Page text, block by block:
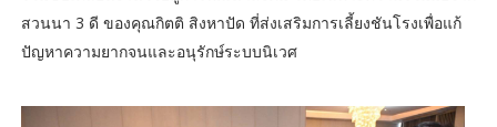
สวนนา 3 ดี ของคุณกิตติ สิงหาปัด ที่ส่งเสริมการเลี้ยงชันโรงเพื่อแก้
ปัญหาความยากจนและอนุรักษ์ระบบนิเวศ